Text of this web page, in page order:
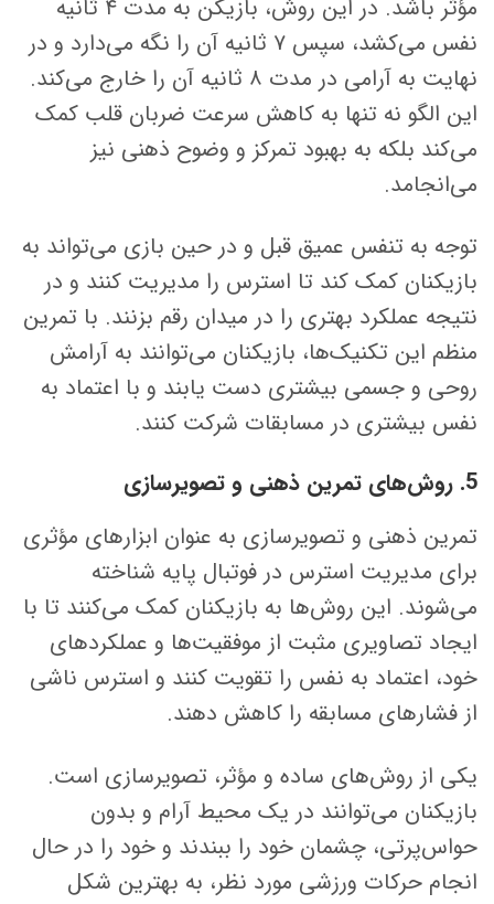
مؤثر باشد. در این روش، بازیکن به مدت ۴ ثانیه
نفس می‌کشد، سپس ۷ ثانیه آن را نگه می‌دارد و در
نهایت به آرامی در مدت ۸ ثانیه آن را خارج می‌کند.
این الگو نه تنها به کاهش سرعت ضربان قلب کمک
می‌کند بلکه به بهبود تمرکز و وضوح ذهنی نیز
می‌انجامد.
توجه به تنفس عمیق قبل و در حین بازی می‌تواند به
بازیکنان کمک کند تا استرس را مدیریت کنند و در
نتیجه عملکرد بهتری را در میدان رقم بزنند. با تمرین
منظم این تکنیک‌ها، بازیکنان می‌توانند به آرامش
روحی و جسمی بیشتری دست یابند و با اعتماد به
نفس بیشتری در مسابقات شرکت کنند.
5. روش‌های تمرین ذهنی و تصویرسازی
تمرین ذهنی و تصویرسازی به عنوان ابزارهای مؤثری
برای مدیریت استرس در فوتبال پایه شناخته
می‌شوند. این روش‌ها به بازیکنان کمک می‌کنند تا با
ایجاد تصاویری مثبت از موفقیت‌ها و عملکردهای
خود، اعتماد به نفس را تقویت کنند و استرس ناشی
از فشارهای مسابقه را کاهش دهند.
یکی از روش‌های ساده و مؤثر، تصویرسازی است.
بازیکنان می‌توانند در یک محیط آرام و بدون
حواس‌پرتی، چشمان خود را ببندند و خود را در حال
انجام حرکات ورزشی مورد نظر، به بهترین شکل